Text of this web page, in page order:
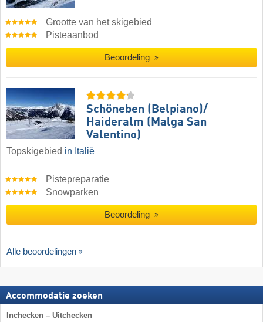
Grootte van het skigebied
Pisteaanbod
Beoordeling
Schöneben (Belpiano)/​
Haideralm (Malga San
Valentino)
Topskigebied in Italië
Pistepreparatie
Snowparken
Beoordeling
Alle beoordelingen
Accommodatie zoeken
Inchecken – Uitchecken